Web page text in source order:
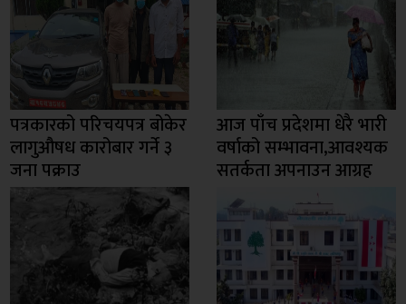
पत्रकारको परिचयपत्र बोकेर
लागुऔषध कारोबार गर्ने ३
जना पक्राउ
आज पाँच प्रदेशमा धेरै भारी
वर्षाको सम्भावना,आवश्यक
सतर्कता अपनाउन आग्रह